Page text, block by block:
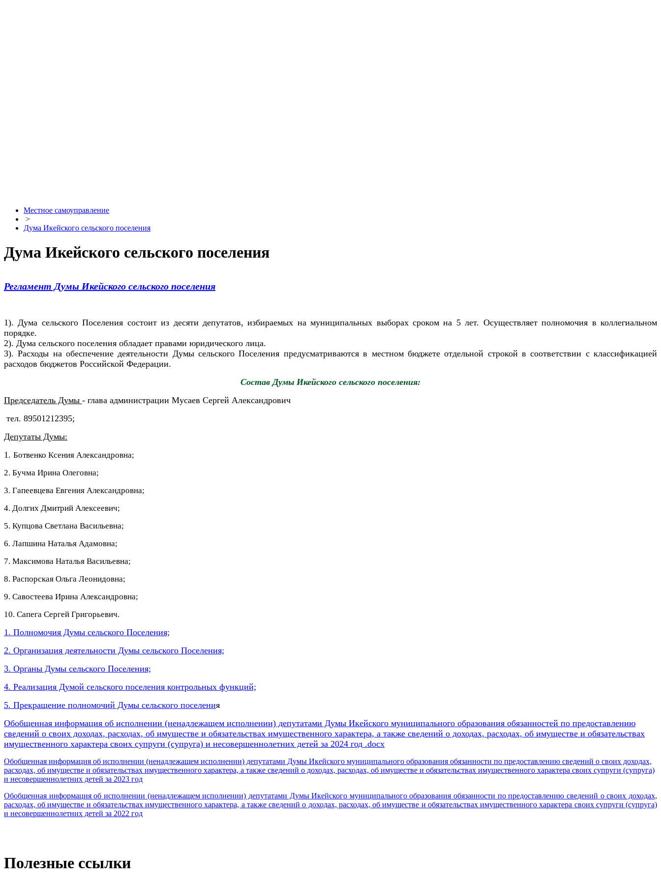
Местное самоуправление
>
Дума Икейского сельского поселения
Дума Икейского сельского поселения
Регламент Думы Икейского сельского поселения
1). Дума сельского Поселения состоит из десяти депутатов, избираемых на муниципальных выборах сроком на 5 лет. Осуществляет полномочия в коллегиальном
порядке.
2). Дума сельского поселения обладает правами юридического лица.
3). Расходы на обеспечение деятельности Думы сельского Поселения предусматриваются в местном бюджете отдельной строкой в соответствии с классификацией
расходов бюджетов Российской Федерации.
Состав Думы Икейского сельского поселения:
Председатель Думы - глава администрации Мусаев Сергей Александрович
тел. 89501212395;
Депутаты Думы:
1. Ботвенко Ксения Александровна;
2. Бучма Ирина Олеговна;
3. Гапеевцева Евгения Александровна;
4. Долгих Дмитрий Алексеевич;
5. Купцова Светлана Васильевна;
6. Лапшина Наталья Адамовна;
7. Максимова Наталья Васильевна;
8. Распорская Ольга Леонидовна;
9. Савостеева Ирина Александровна;
10. Сапега Сергей Григорьевич.
1. Полномочия Думы сельского Поселения;
2. Организация деятельности Думы сельского Поселения;
3. Органы Думы сельского Поселения;
4. Реализация Думой сельского поселения контрольных функций;
5. Прекращение полномочий Думы сельского поселения
Обобщенная информация об исполнении (ненадлежащем исполнении) депутатами Думы Икейского муниципального образования обязанностей по предоставлению
сведений о своих доходах, расходах, об имуществе и обязательствах имущественного характера, а также сведений о доходах, расходах, об имуществе и обязательствах
имущественного характера своих супруги (супруга) и несовершеннолетних детей за 2024 год .docx
Обобщенная информация об исполнении (ненадлежащем исполнении) депутатами Думы Икейского муниципального образования обязанности по предоставлению сведений о своих доходах,
расходах, об имуществе и обязательствах имущественного характера, а также сведений о доходах, расходах, об имуществе и обязательствах имущественного характера своих супруги (супруга)
и несовершеннолетних детей за 2023 год
Обобщенная информация об исполнении (ненадлежащем исполнении) депутатами Думы Икейского муниципального образования обязанности по предоставлению сведений о своих доходах,
расходах, об имуществе и обязательствах имущественного характера, а также сведений о доходах, расходах, об имуществе и обязательствах имущественного характера своих супруги (супруга)
и несовершеннолетних детей за 2022 год
Полезные ссылки